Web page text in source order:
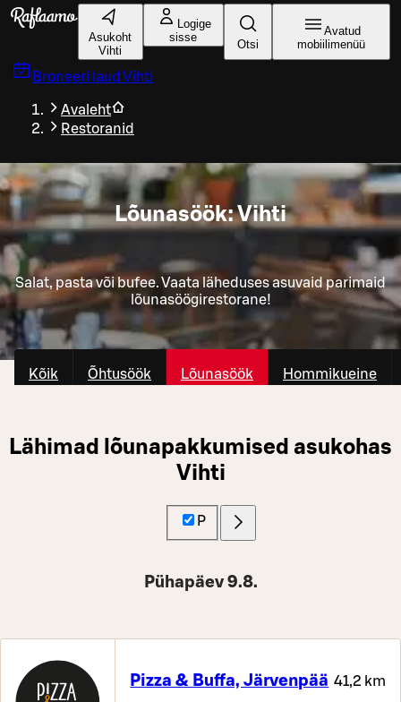
Liigu peamise sisu juurde
Asukoht
Vihti
Logige
sisse
Otsi
Avatud
mobiilimenüü
Broneeri laud Vihti
Avaleht
Restoranid
Lõunasöök: Vihti
Salat, pasta või bufee. Vaata läheduses asuvaid parimaid
lõunasöögirestorane!
Kõik Õhtusöök Lõunasöök Hommikueine
Lähimad lõunapakkumised asukohas
Vihti
P
Pühapäev 9.8.
Pizza & Buffa, Järvenpää 41,2 km